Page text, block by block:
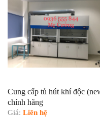
Cung cấp tủ hút khí độc
chính hãng
Giá: Liên hệ